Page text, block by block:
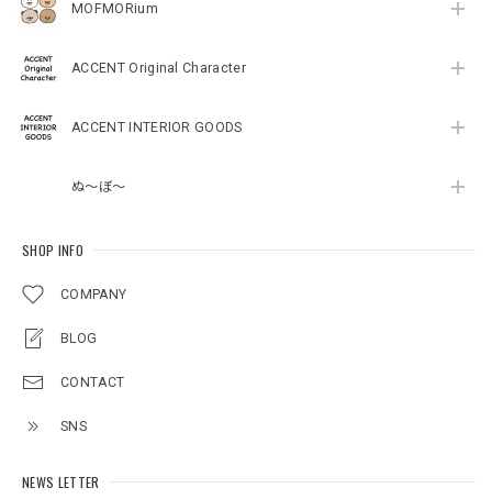
MOFMORium
ACCENT Original Character
ACCENT INTERIOR GOODS
ぬ～ぼ～
SHOP INFO
COMPANY
BLOG
CONTACT
SNS
NEWS LETTER